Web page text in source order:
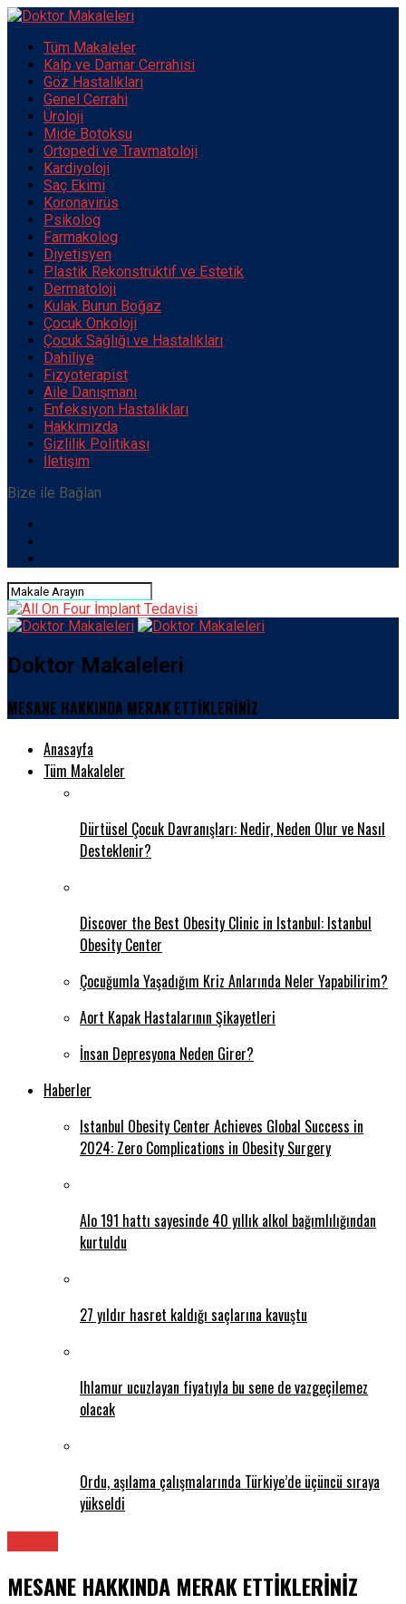
Tüm Makaleler
Kalp ve Damar Cerrahisi
Göz Hastalıkları
Genel Cerrahi
Üroloji
Mide Botoksu
Ortopedi ve Travmatoloji
Kardiyoloji
Saç Ekimi
Koronavirüs
Psikolog
Farmakolog
Diyetisyen
Plastik Rekonstrüktif ve Estetik
Dermatoloji
Kulak Burun Boğaz
Çocuk Onkoloji
Çocuk Sağlığı ve Hastalıkları
Dahiliye
Fizyoterapist
Aile Danışmanı
Enfeksiyon Hastalıkları
Hakkımızda
Gizlilik Politikası
İletişim
Bize ile Bağlan
Doktor Makaleleri
MESANE HAKKINDA MERAK ETTİKLERİNİZ
Anasayfa
Tüm Makaleler
Dürtüsel Çocuk Davranışları: Nedir, Neden Olur ve Nasıl
Desteklenir?
Discover the Best Obesity Clinic in Istanbul: Istanbul
Obesity Center
Çocuğumla Yaşadığım Kriz Anlarında Neler Yapabilirim?
Aort Kapak Hastalarının Şikayetleri
İnsan Depresyona Neden Girer?
Haberler
Istanbul Obesity Center Achieves Global Success in
2024: Zero Complications in Obesity Surgery
Alo 191 hattı sayesinde 40 yıllık alkol bağımlılığından
kurtuldu
27 yıldır hasret kaldığı saçlarına kavuştu
Ihlamur ucuzlayan fiyatıyla bu sene de vazgeçilemez
olacak
Ordu, aşılama çalışmalarında Türkiye’de üçüncü sıraya
yükseldi
MESANE HAKKINDA MERAK ETTİKLERİNİZ